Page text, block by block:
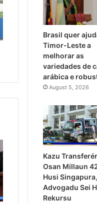
Brasil quer
Timor-Leste a
melhorar as
variedades de
arábica e
August 5, 2026
Kazu
Osan Millaun
Husi Singapura,
Advogadu Sei
Rekursu